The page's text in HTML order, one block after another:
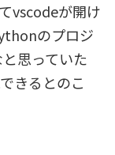
vscodeが開け
のプロジ
思っていた
きるとのこ